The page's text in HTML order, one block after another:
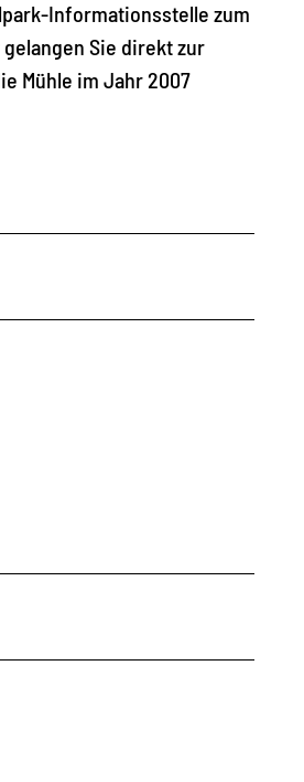
Informationsstelle zum
Sie direkt zur
Mühle im Jahr 2007